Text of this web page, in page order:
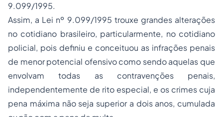
9.099/1995.
Assim, a Lei nº 9.099/1995 trouxe grandes alterações
no cotidiano brasileiro, particularmente, no cotidiano
policial, pois definiu e conceituou as infrações penais
de menor potencial ofensivo como sendo aquelas que
envolvam todas as contravenções penais,
independentemente de rito especial, e os crimes cuja
pena máxima não seja superior a dois anos, cumulada